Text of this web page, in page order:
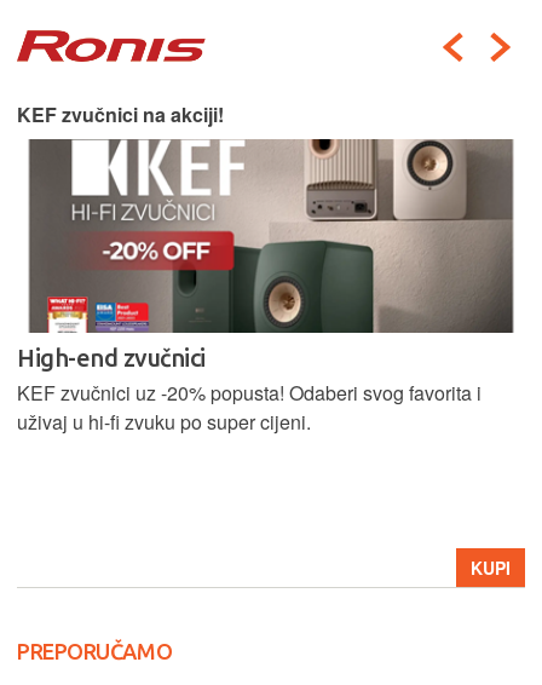
KEF zvučnici na akciji!
High-end zvučnici
KEF zvučnici uz -20% popusta! Odaberi svog favorita i
uživaj u hi-fi zvuku po super cijeni.
KUPI
PREPORUČAMO